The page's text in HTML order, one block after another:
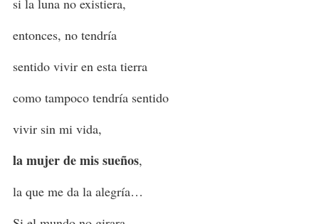
entonces, no tendría
sentido vivir en esta tierra
como tampoco tendría sentido
vivir sin mi vida,
la mujer de mis sueños,
la que me da la alegría…